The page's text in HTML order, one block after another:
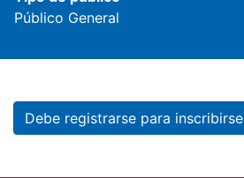
Público General
Debe registrarse para inscribirse